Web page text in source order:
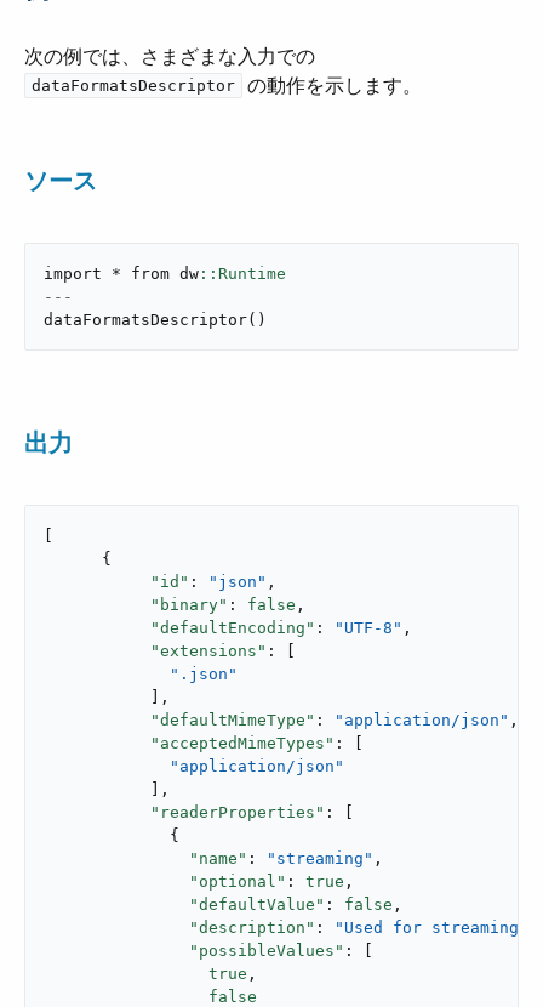
次の例では、さまざまな入力での ​
dataFormatsDescriptor ​ の動作を示します。
ソース
import * from dw
---
dataFormatsDescriptor( )
出力
      {
"id" : "json" ,
"binary" : false ,
"defaultEncoding" : "UTF-8" ,
"extensions" : [
".json"
           ],
"defaultMimeType" : "application/json" ,
"acceptedMimeTypes" : [
"application/json"
           ],
"readerProperties" : [
             {
"name" : "streaming" ,
"optional" : true ,
"defaultValue" : false ,
"description" :
"Used for streaming
"possibleValues" : [
true ,
false